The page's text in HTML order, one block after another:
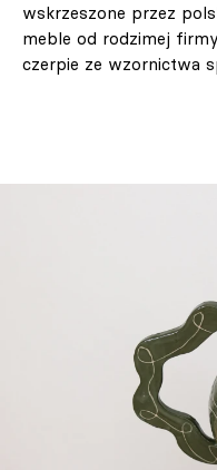
wskrzeszone przez
meble od rodzimej
czerpie ze wzornictwa